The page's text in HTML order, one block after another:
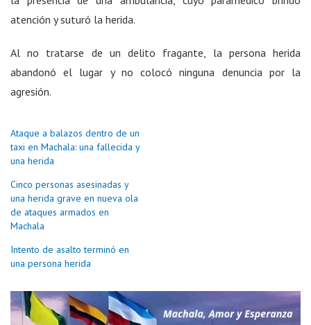
atención y suturó la herida.
Al no tratarse de un delito fragante, la persona herida
abandonó el lugar y no colocó ninguna denuncia por la
agresión.
Ataque a balazos dentro de un
taxi en Machala: una fallecida y
una herida
Cinco personas asesinadas y
una herida grave en nueva ola
de ataques armados en
Machala
Intento de asalto terminó en
una persona herida